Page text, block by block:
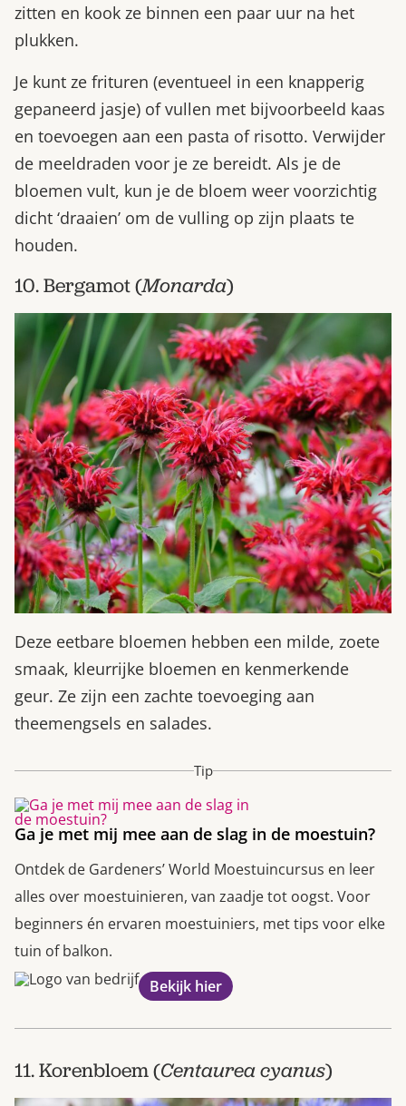
zitten en kook ze binnen een paar uur na het
plukken.
Je kunt ze frituren (eventueel in een knapperig
gepaneerd jasje) of vullen met bijvoorbeeld kaas
en toevoegen aan een pasta of risotto. Verwijder
de meeldraden voor je ze bereidt. Als je de
bloemen vult, kun je de bloem weer voorzichtig
dicht ‘draaien’ om de vulling op zijn plaats te
houden.
10. Bergamot (Monarda)
Deze eetbare bloemen hebben een milde, zoete
smaak, kleurrijke bloemen en kenmerkende
geur. Ze zijn een zachte toevoeging aan
theemengsels en salades.
Tip
Ga je met mij mee aan de slag in de moestuin?
Ontdek de Gardeners’ World Moestuincursus en leer
alles over moestuinieren, van zaadje tot oogst. Voor
beginners én ervaren moestuiniers, met tips voor elke
tuin of balkon.
Bekijk hier
11. Korenbloem (Centaurea cyanus)